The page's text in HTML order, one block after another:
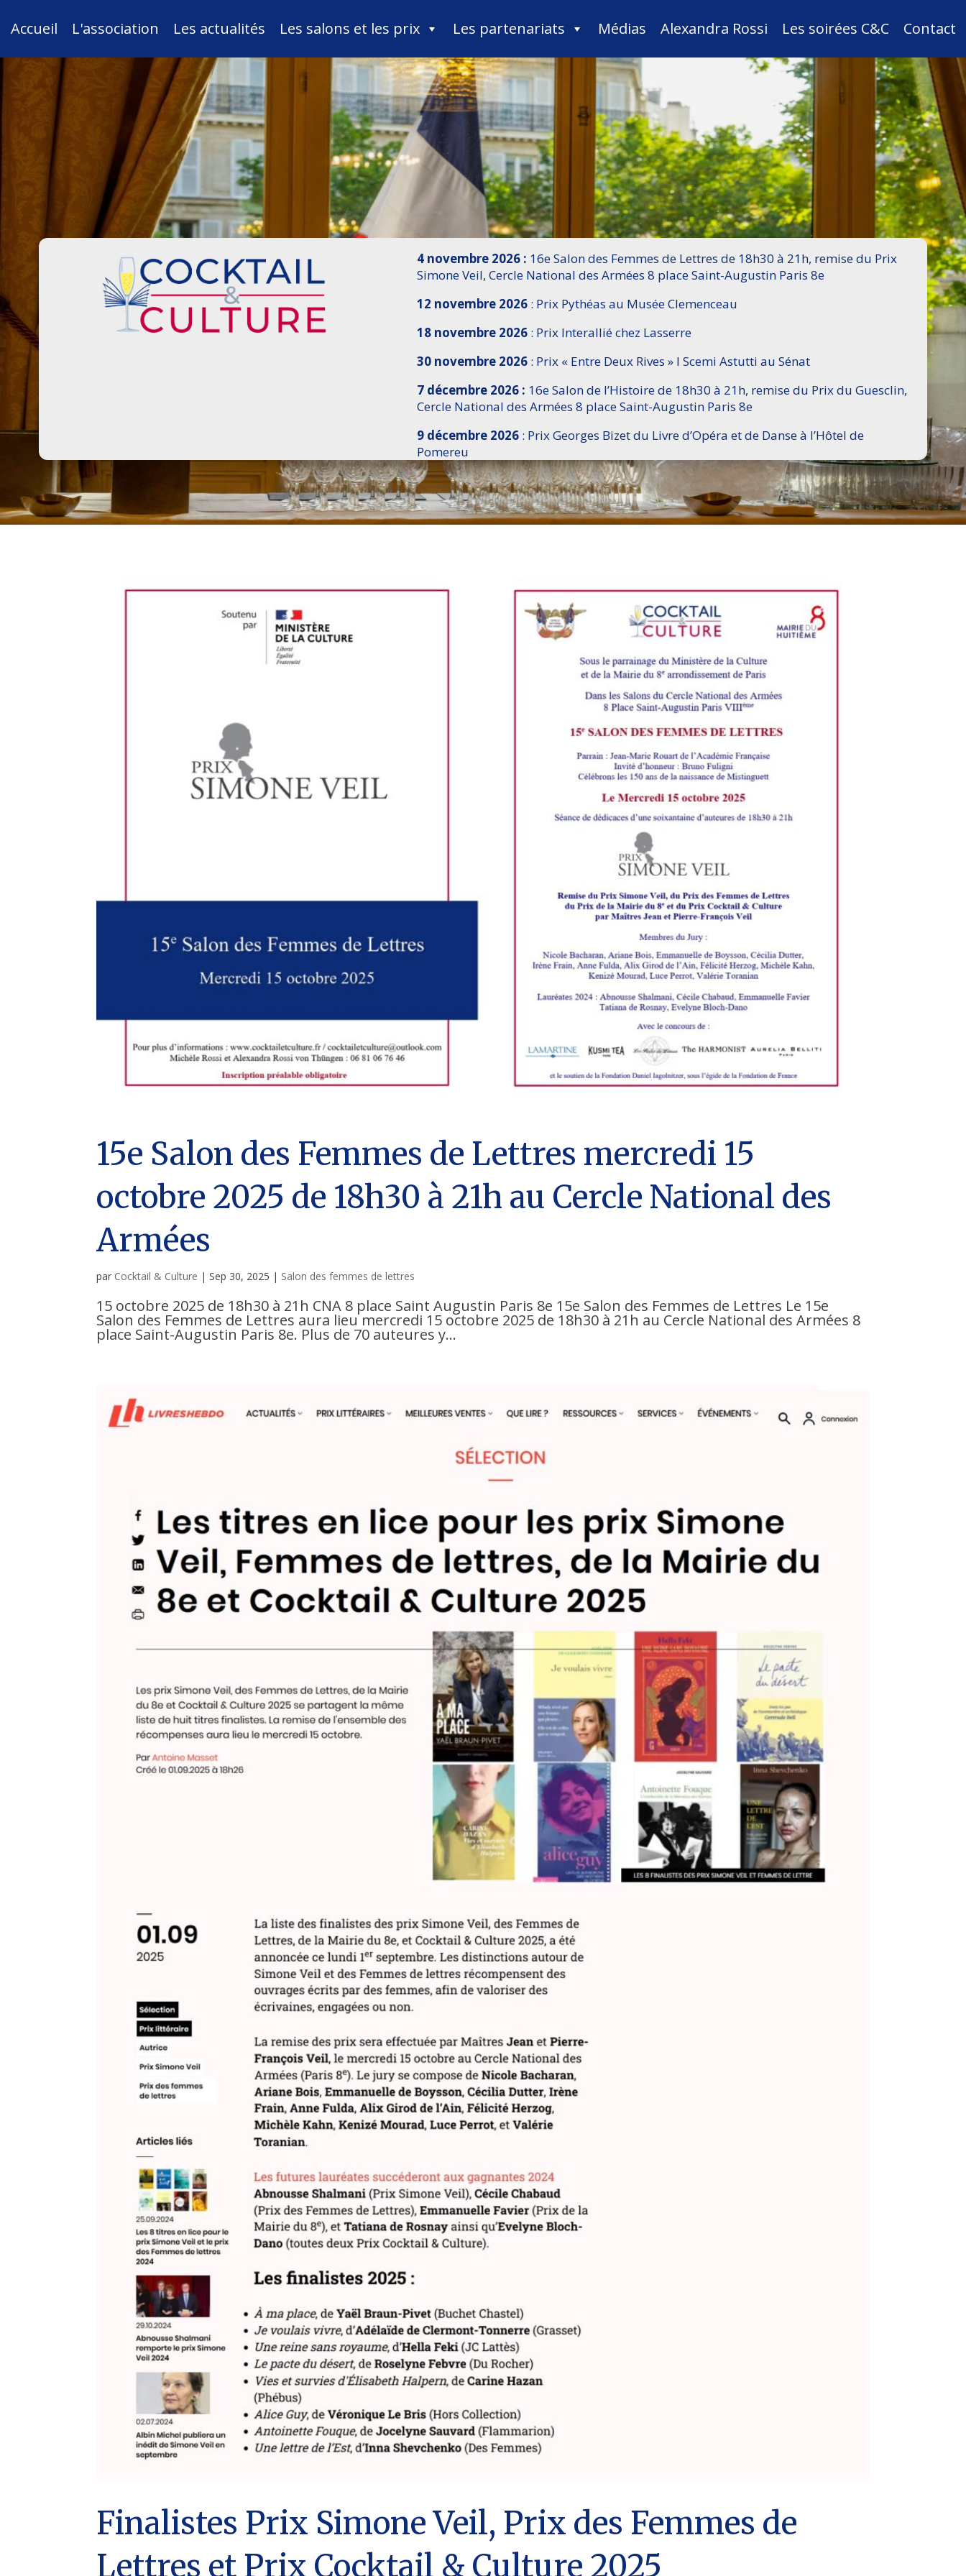
Accueil L'association Les actualités Les salons et les prix Les partenariats Médias Alexandra Rossi Les soirées C&C Contact
4 novembre 2026 : 16e Salon des Femmes de Lettres de 18h30 à 21h, remise du Prix
Simone Veil, Cercle National des Armées 8 place Saint-Augustin Paris 8e
12 novembre 2026: Prix Pythéas au Musée Clemenceau
18 novembre 2026: Prix Interallié chez Lasserre
30 novembre 2026: Prix « Entre Deux Rives » I Scemi Astutti au Sénat
7 décembre 2026 : 16e Salon de l’Histoire de 18h30 à 21h, remise du Prix du Guesclin,
Cercle National des Armées 8 place Saint-Augustin Paris 8e
9 décembre 2026: Prix Georges Bizet du Livre d’Opéra et de Danse à l’Hôtel de
Pomereu
15e Salon des Femmes de Lettres mercredi 15
octobre 2025 de 18h30 à 21h au Cercle National des
Armées
par Cocktail & Culture |Sep 30, 2025 | Salon des femmes de lettres
15 octobre 2025 de 18h30 à 21h CNA 8 place Saint Augustin Paris 8e 15e Salon des Femmes de Lettres Le 15e
Salon des Femmes de Lettres aura lieu mercredi 15 octobre 2025 de 18h30 à 21h au Cercle National des Armées 8
place Saint-Augustin Paris 8e. Plus de 70 auteures y...
Finalistes Prix Simone Veil, Prix des Femmes de
Lettres et Prix Cocktail & Culture 2025